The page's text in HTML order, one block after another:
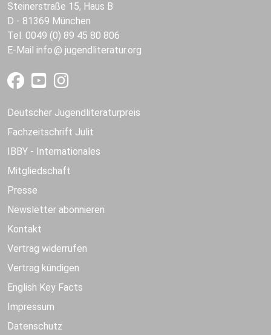
Steinerstraße 15, Haus B
D - 81369 München
Tel. 0049 (0) 89 45 80 806
E-Mail info jugendliteratur.org
Deutscher Jugendliteraturpreis
Fachzeitschrift Julit
IBBY - Internationales
Mitgliedschaft
Presse
Newsletter abonnieren
Kontakt
Vertrag widerrufen
Vertrag kündigen
English Key Facts
Impressum
Datenschutz